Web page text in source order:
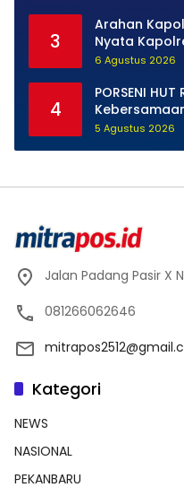
3
Arahan
Nyata
Masyarakat
6 Agustus 2026
4
PORSENI
Padang
5 Agustus 2026
Jalan Padang Pasir X
081266062646
Kategori
NEWS
NASIONAL
PEKANBARU